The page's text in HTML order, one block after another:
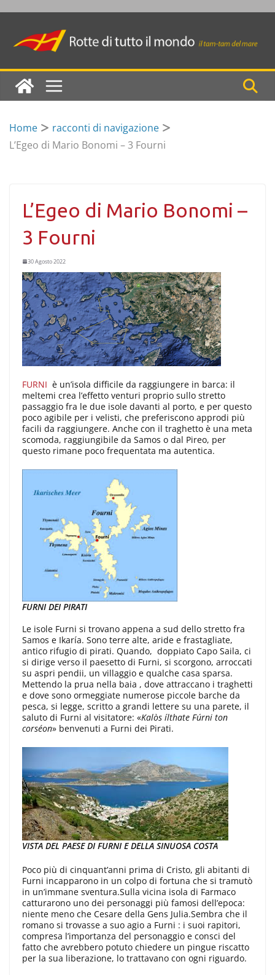
to
Home
racconti di navigazione
L’Egeo di Mario Bonomi – 3 Fourni
L’Egeo di Mario Bonomi –
3 Fourni
30 Agosto 2022
FURNI è un’isola difficile da raggiungere in barca: il
meltemi crea l’effetto venturi proprio sullo stretto
passaggio fra le due isole davanti al porto, e per questo
poco agibile per i velisti, che preferiscono approdi più
facili da raggiungere. Anche con il traghetto è una meta
scomoda, raggiungibile da Samos o dal Pireo, per
questo rimane poco frequentata ma autentica.
FURNI DEI PIRATI
Le isole Furni si trovano appena a sud dello stretto fra
Samos e Ikaría. Sono terre alte, aride e frastagliate,
antico rifugio di pirati. Quando, doppiato Capo Saila, ci
si dirige verso il paesetto di Furni, si scorgono, arroccati
su aspri pendii, un villaggio e qualche casa sparsa.
Mettendo la prua nella baia , dove attraccano i traghetti
e dove sono ormeggiate numerose piccole barche da
pesca, si legge, scritto a grandi lettere su una parete, il
saluto di Furni al visitatore: «Kalòs ílthate Fúrni ton
corséon» benvenuti a Furni dei Pirati.
VISTA DEL PAESE DI FURNI E DELLA SINUOSA COSTA
Poco più di cinquant’anni prima di Cristo, gli abitanti di
Furni incapparono in un colpo di fortuna che si tramutò
in un’immane sventura.Sulla vicina isola di Farmaco
catturarono uno dei personaggi più famosi dell’epoca:
niente meno che Cesare della Gens Julia.Sembra che il
romano si trovasse a suo agio a Furni : i suoi rapitori,
compresa l’importanza del personaggio e consci del
fatto che avrebbero potuto chiedere un pingue riscatto
per la sua liberazione, lo trattavano con ogni riguardo.